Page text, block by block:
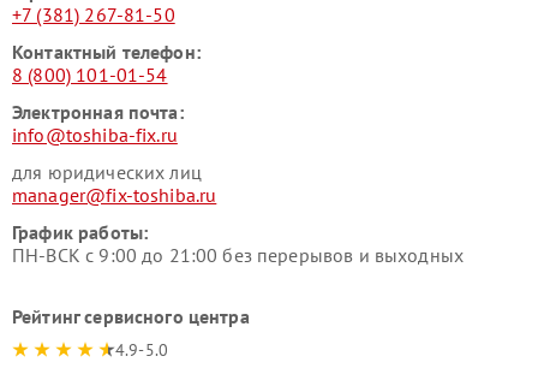
+7 (381) 267-81-50
Контактный телефон:
8 (800) 101-01-54
Электронная почта:
info@toshiba-fix.ru
для юридических лиц
manager@fix-toshiba.ru
График работы:
ПН-ВСК с 9:00 до 21:00 без перерывов и выходных
Рейтинг сервисного центра
4.9-5.0